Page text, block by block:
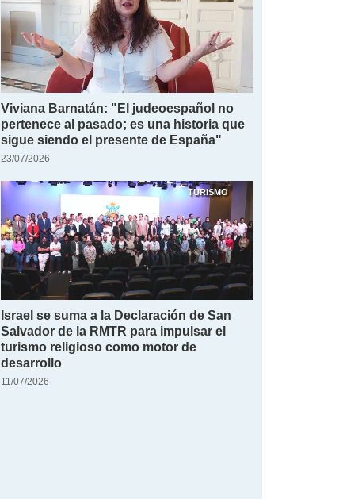
Viviana Barnatán: "El judeoespañol no
pertenece al pasado; es una historia que
sigue siendo el presente de España"
23/07/2026
TURISMO
Israel se suma a la Declaración de San
Salvador de la RMTR para impulsar el
turismo religioso como motor de
desarrollo
11/07/2026